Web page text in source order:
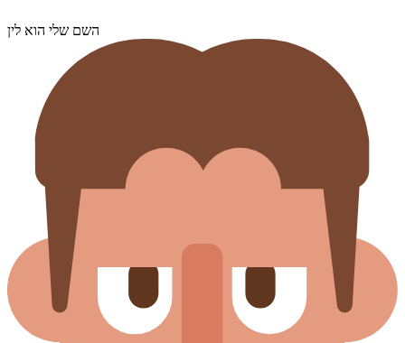
השם שלי הוא לין